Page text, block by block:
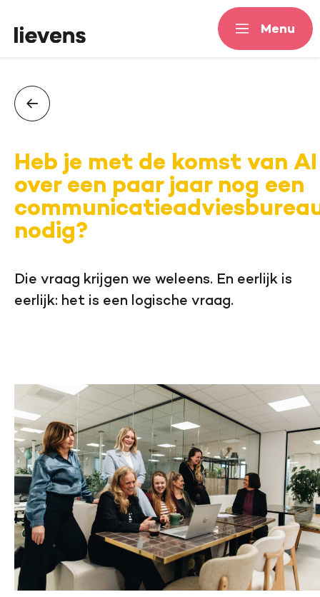
Menu
Menu
Heb je met de komst van AI
over een paar jaar nog een
nodig?
Die vraag krijgen we weleens. En eerlijk is
eerlijk: het is een logische vraag.